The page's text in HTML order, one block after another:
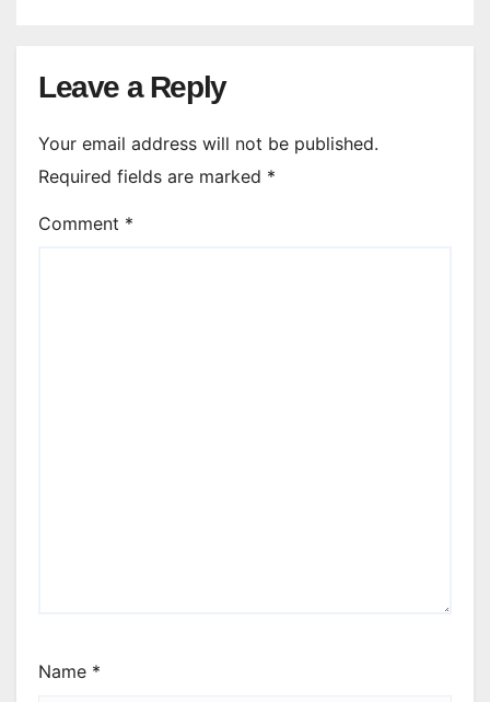
Leave a Reply
Your email address will not be published.
Required fields are marked *
Comment *
Name *